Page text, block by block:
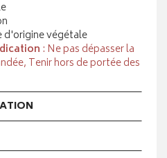
d'origine végétale
: Ne pas dépasser la
Tenir hors de portée des